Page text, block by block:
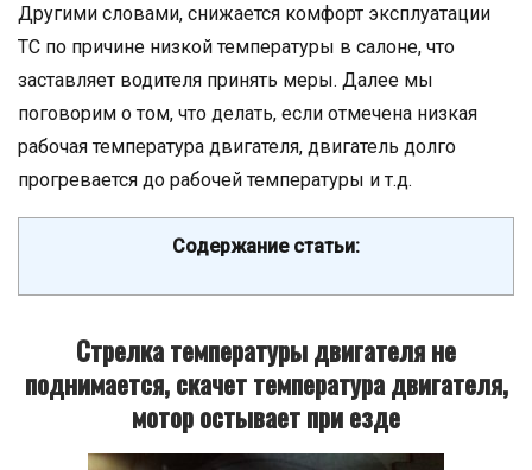
Другими словами, снижается комфорт эксплуатации
ТС по причине низкой температуры в салоне, что
заставляет водителя принять меры. Далее мы
поговорим о том, что делать, если отмечена низкая
рабочая температура двигателя, двигатель долго
прогревается до рабочей температуры и т.д.
Содержание статьи:
Стрелка температуры двигателя не
поднимается, скачет температура двигателя,
мотор остывает при езде